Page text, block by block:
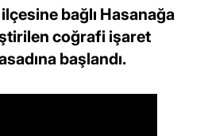
bağlı Hasanağa
coğrafi işaret
başlandı.